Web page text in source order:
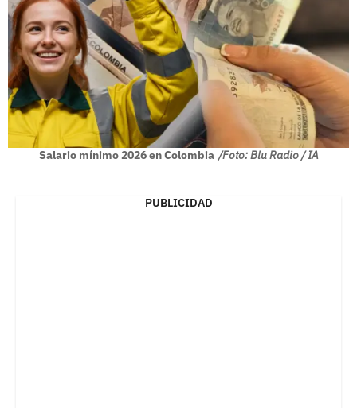
Salario mínimo 2026 en Colombia /Foto: Blu Radio / IA
PUBLICIDAD